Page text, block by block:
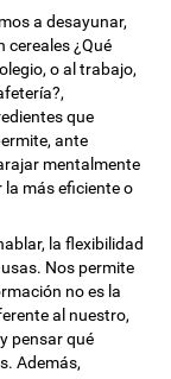
a desayunar,
cereales ¿Qué
o al trabajo,
que
ante
mentalmente
la más eficiente o
la flexibilidad
Nos permite
no es la
al nuestro,
pensar qué
Además,